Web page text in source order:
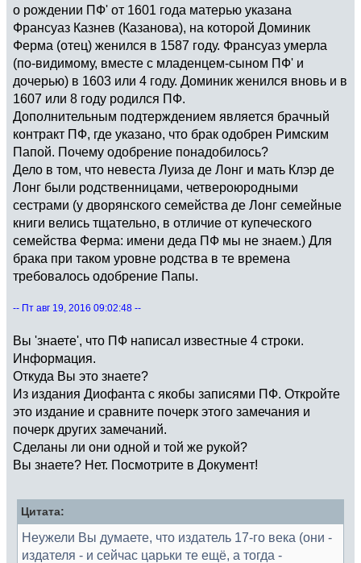
о рождении ПФ' от 1601 года матерью указана
Франсуаз Казнев (Казанова), на которой Доминик
Ферма (отец) женился в 1587 году. Франсуаз умерла
(по-видимому, вместе с младенцем-сыном ПФ' и
дочерью) в 1603 или 4 году. Доминик женился вновь и в
1607 или 8 году родился ПФ.
Дополнительным подтерждением является брачный
контракт ПФ, где указано, что брак одобрен Римским
Папой. Почему одобрение понадобилось?
Дело в том, что невеста Луиза де Лонг и мать Клэр де
Лонг были родственницами, четвероюродными
сестрами (у дворянского семейства де Лонг семейные
книги велись тщательно, в отличие от купеческого
семейства Ферма: имени деда ПФ мы не знаем.) Для
брака при таком уровне родства в те времена
требовалось одобрение Папы.
-- Пт авг 19, 2016 09:02:48 --
Вы 'знаете', что ПФ написал известные 4 строки.
Информация.
Откуда Вы это знаете?
Из издания Диофанта с якобы записями ПФ. Откройте
это издание и сравните почерк этого замечания и
почерк других замечаний.
Сделаны ли они одной и той же рукой?
Вы знаете? Нет. Посмотрите в Документ!
Цитата:
Неужели Вы думаете, что издатель 17-го века (они -
издателя - и сейчас царьки те ещё, а тогда -